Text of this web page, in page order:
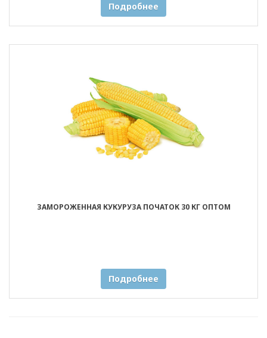
Подробнее
ЗАМОРОЖЕННАЯ КУКУРУЗА ПОЧАТОК 30 КГ ОПТОМ
Подробнее